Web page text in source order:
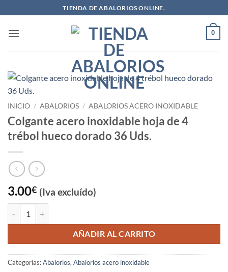
al
contenido
TIENDA DE ABALORIOS ONLINE.
0
INICIO / ABALORIOS / ABALORIOS ACERO INOXIDABLE
Colgante acero inoxidable hoja de 4
trébol hueco dorado 36 Uds.
3.00€ (Iva excluído)
AÑADIR AL CARRITO
Categorías:Abalorios,Abalorios acero inoxidable